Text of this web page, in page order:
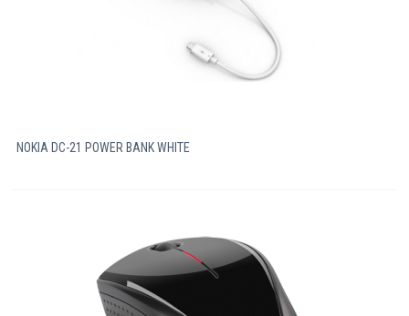
NOKIA DC-21 POWER BANK WHITE